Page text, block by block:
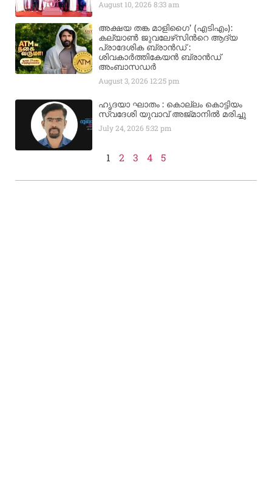
August 10, 20268:33 am
അക്ഷയ തങ്ക മാളിഗൈ’ (എടിഎം):
കല്യാണ്‍ ജുവലേഴ്‌സിന്‍റെ ആദ്യ
പ്രാദേശിക ബ്രാന്‍ഡ് :
ശിവകാര്‍ത്തികേയന്‍ ബ്രാന്‍ഡ്
അംബാസഡര്‍
August 3, 2026 12:25 pm
ഹൃദയാ ഘാതം : കൊല്ലം കൊട്ടിയം
സ്വദേശി യുവാവ് അജ്മാനിൽ മരിച്ചു
July 24, 20265:32 pm
1 2 3 4 5